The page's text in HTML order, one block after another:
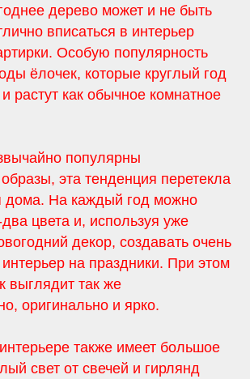
дерево может и не быть
вписаться в интерьер
Особую популярность
ёлочек, которые круглый год
растут как обычное комнатное
популярны
эта тенденция перетекла
дома. На каждый год можно
цвета и, используя уже
декор, создавать очень
на праздники. При этом
выглядит так же
оригинально и ярко.
также имеет большое
свет от свечей и гирлянд